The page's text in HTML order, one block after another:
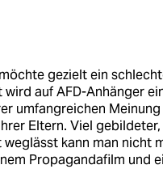
gezielt ein
auf AFD-Anhänger
umfangreichen
Eltern. Viel
weglässt kann man nicht
Propagandafilm und